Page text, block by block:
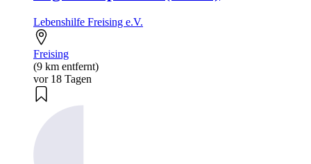
Lebenshilfe Freising e.V.
Freising
(9 km entfernt)
vor 18 Tagen